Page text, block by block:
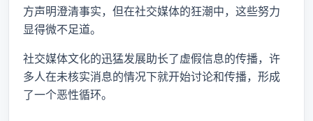
方声明澄清事实，但在社交媒体的狂潮中，这些努力
显得微不足道。
社交媒体文化的迅猛发展助长了虚假信息的传播，许
多人在未核实消息的情况下就开始讨论和传播，形成
了一个恶性循环。